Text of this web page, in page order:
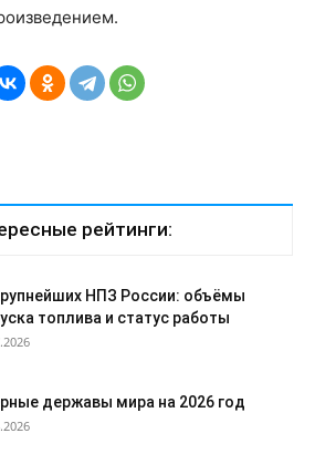
рейтинги:
НПЗ России: объёмы
топлива и статус работы
державы мира на 2026 год